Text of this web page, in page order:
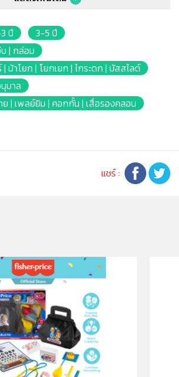
กอายุ: คอกกั้น 6เดือนขึ้นไป / สไลด์ 12เดือน
ลี่ยนแปลงลวดลาย สีสันบนผลิตภัณฑ์ หรือ
าจไม่สามารถแจ้งให้ทราบล่วงหน้า และสี
งบนเว็บไซต์อาจมีความแตกต่างกันจาก
งผลสีของแต่ละหน้าจอ
น เด็กควรใช้งานในการดูแลของผู้
ปี
3-5 ปี
| กล่อม
| ม้าโยก | โยกเยก | ไกระดก | บัสสไลด์
บาล
ย | เพลย์ยิม | คอกกั้น | เสื่อรองคลอน
แชร์ :